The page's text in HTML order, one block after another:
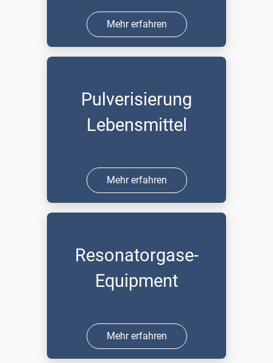
Mehr erfahren
Pulverisierung
Lebensmittel
Mehr erfahren
Resonatorgase-
Equipment
Mehr erfahren